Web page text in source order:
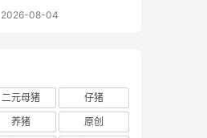
2026-08-04
二元母猪
仔猪
养猪
原创